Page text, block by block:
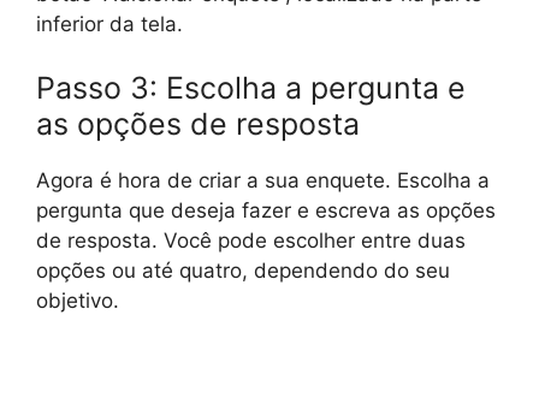
inferior da tela.
Passo 3: Escolha a pergunta e
as opções de resposta
Agora é hora de criar a sua enquete. Escolha a
pergunta que deseja fazer e escreva as opções
de resposta. Você pode escolher entre duas
opções ou até quatro, dependendo do seu
objetivo.